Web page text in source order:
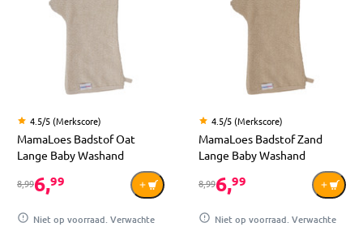
4.5/5 (Merkscore)
MamaLoes Badstof Oat
Lange Baby Washand
8,996,99
Niet op voorraad. Verwachte
4.5/5 (Merkscore)
MamaLoes Badstof Zand
Lange Baby Washand
8,996,99
Niet op voorraad. Verwachte